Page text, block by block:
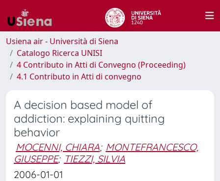
Usiena air - Università di Siena
Catalogo Ricerca UNISI
4 Contributo in Atti di Convegno (Proceeding)
4.1 Contributo in Atti di convegno
A decision based model of
addiction: explaining quitting
behavior
MOCENNI, CHIARA; MONTEFRANCESCO,
GIUSEPPE; TIEZZI, SILVIA
2006-01-01